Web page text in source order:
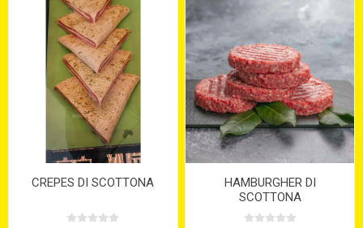
CREPES DI SCOTTONA
HAMBURGHER DI
SCOTTONA